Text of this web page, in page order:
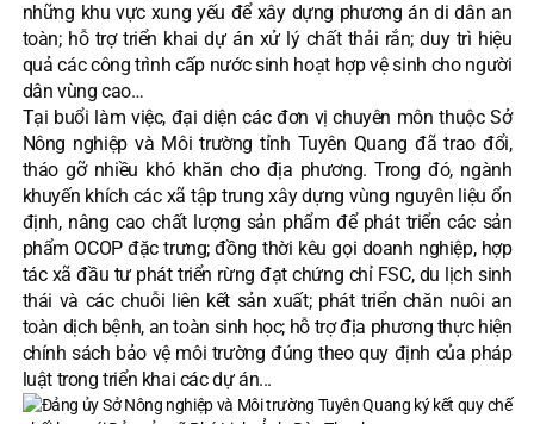
những khu vực xung yếu để xây dựng phương án di dân an
toàn; hỗ trợ triển khai dự án xử lý chất thải rắn; duy trì hiệu
quả các công trình cấp nước sinh hoạt hợp vệ sinh cho người
dân vùng cao…
Tại buổi làm việc, đại diện các đơn vị chuyên môn thuộc Sở
Nông nghiệp và Môi trường tỉnh Tuyên Quang đã trao đổi,
tháo gỡ nhiều khó khăn cho địa phương. Trong đó, ngành
khuyến khích các xã tập trung xây dựng vùng nguyên liệu ổn
định, nâng cao chất lượng sản phẩm để phát triển các sản
phẩm OCOP đặc trưng; đồng thời kêu gọi doanh nghiệp, hợp
tác xã đầu tư phát triển rừng đạt chứng chỉ FSC, du lịch sinh
thái và các chuỗi liên kết sản xuất; phát triển chăn nuôi an
toàn dịch bệnh, an toàn sinh học; hỗ trợ địa phương thực hiện
chính sách bảo vệ môi trường đúng theo quy định của pháp
luật trong triển khai các dự án...